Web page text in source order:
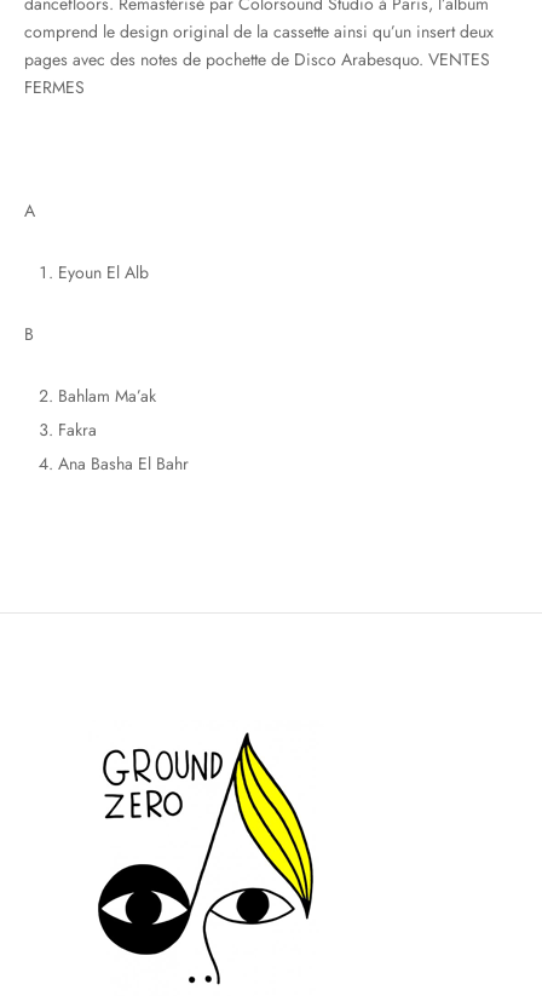
comprend le design original de la cassette ainsi qu’un insert deux
pages avec des notes de pochette de Disco Arabesquo. VENTES
FERMES
A
Eyoun El Alb
B
Bahlam Ma’ak
Fakra
Ana Basha El Bahr